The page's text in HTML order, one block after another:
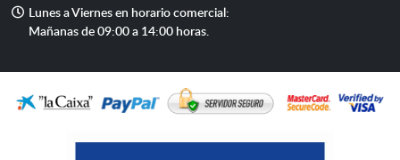
Horario
de
Lunes a Viernes en horario comercial:
Mañanas de 09:00 a 14:00 horas.